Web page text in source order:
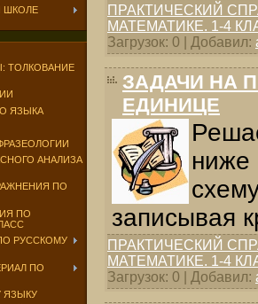
ШКОЛЕ
ТОЛКОВАНИЕ
ЯЗЫКА
АНАЛИЗА
ПО
ПО
РУССКОМУ
ПО
ЯЗЫКУ
ПРАКТИЧЕСКИЙ
МАТЕМАТИКЕ. 1-4
Загрузок: 0 | Добавил:
ЗАДАЧИ НА
ЕДИНИЦЕ
ниже
записывая
ПРАКТИЧЕСКИЙ
МАТЕМАТИКЕ. 1-4
Загрузок: 0 | Добавил: